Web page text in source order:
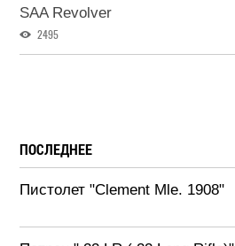
SAA Revolver
2495
ПОСЛЕДНЕЕ
Пистолет "Clement Mle. 1908"